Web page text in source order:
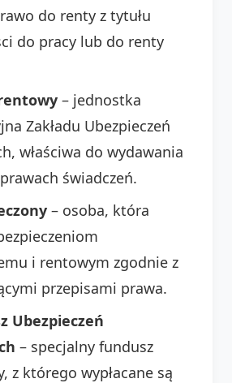
do renty z tytułu
do pracy lub do renty
– jednostka
Zakładu Ubezpieczeń
właściwa do wydawania
świadczeń.
– osoba, która
i rentowym zgodnie z
przepisami prawa.
Ubezpieczeń
– specjalny fundusz
z którego wypłacane są